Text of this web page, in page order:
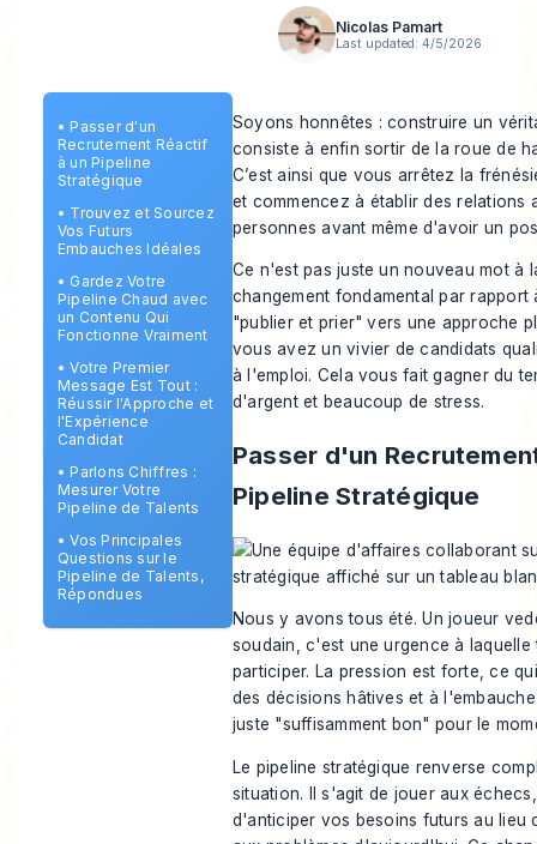
Nicolas Pamart
Last updated: 4/5/2026
• Passer d'un
Recrutement Réactif
à un Pipeline
Stratégique
• Trouvez et Sourcez
Vos Futurs
Embauches Idéales
• Gardez Votre
Pipeline Chaud avec
un Contenu Qui
Fonctionne Vraiment
•Votre Premier
Message Est Tout :
Réussir l'Approche et
l'Expérience
Candidat
• Parlons Chiffres :
Mesurer Votre
Pipeline de Talents
•Vos Principales
Questions sur le
Pipeline de Talents,
Répondues
Soyons honnêtes : construire un
consiste à enfin sortir de la roue de
C’est ainsi que vous arrêtez la
et commencez à établir des relations
personnesavant même d'avoir un
Ce n'est pas juste un nouveau mot à
changement fondamental par rapport
"publier et prier" vers une approche
vous avez un vivier de candidats
à l'emploi. Cela vous fait gagner du
d'argent et beaucoup de stress.
Passer d'un
Pipeline Stratégique
Nous y avons tous été. Un joueur
soudain, c'est une urgence à
participer. La pression est forte, ce
des décisions hâtives et à
juste "suffisamment bon" pour le
Le pipeline stratégique renverse
situation. Il s'agit de jouer aux
d'anticiper vos besoins futurs au lieu